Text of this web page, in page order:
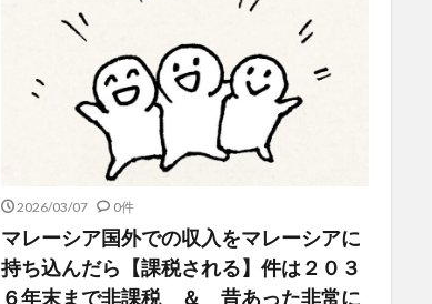
2026/03/07 0件
マレーシア国外での収入をマレーシアに
持ち込んだら【課税される】件は２０３
６年末まで非課税 ＆ 昔あった非常に